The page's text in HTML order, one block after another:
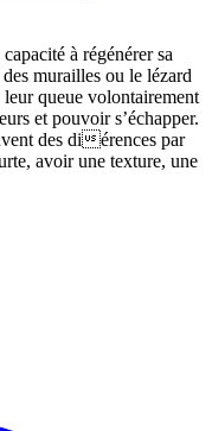
à régénérer sa
murailles ou le lézard
queue volontairement
et pouvoir s’échapper.
des diérences par
avoir une texture, une